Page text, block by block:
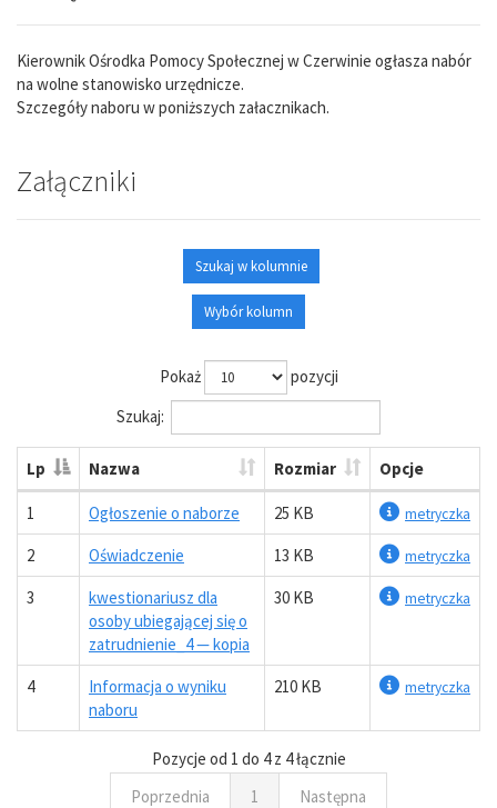
Kierownik Ośrodka Pomocy Społecznej w Czerwinie ogłasza nabór
na wolne stanowisko urzędnicze.
Szczegóły naboru w poniższych załacznikach.
Załączniki
Szukaj w kolumnie
Wybór kolumn
Pokaż
pozycji
Szukaj:
Lp Nazwa Rozmiar Opcje
1 Ogłoszenie o naborze 25 KB metryczka
2 Oświadczenie 13 KB metryczka
3
kwestionariusz dla
osoby ubiegającej się o
zatrudnienie_4 — kopia
30 KB metryczka
4
Informacja o wyniku
naboru
210 KB metryczka
Pozycje od 1 do 4 z 4 łącznie
Poprzednia
1 Następna